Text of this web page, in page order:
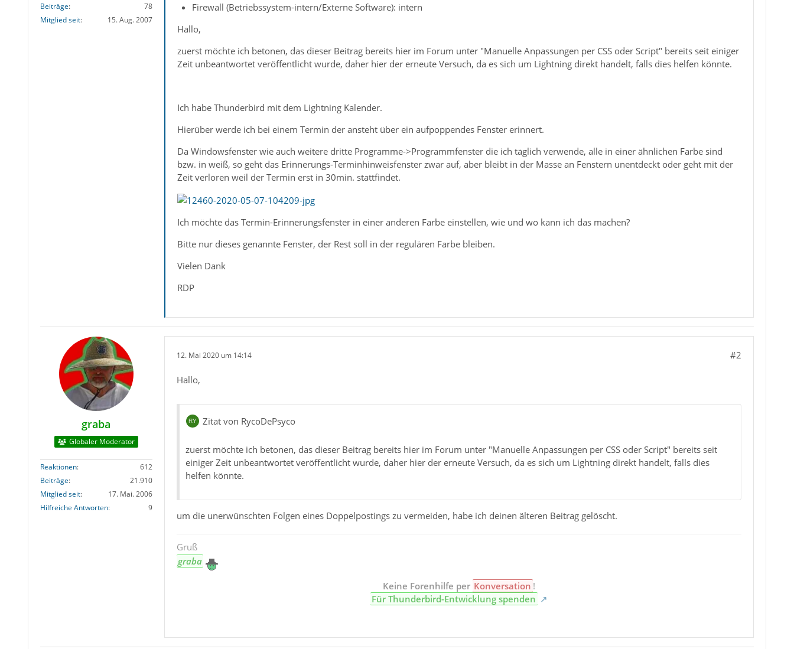
Beiträge
78
Mitglied seit
15. Aug. 2007
Firewall (Betriebssystem-intern/Externe Software): intern
Hallo,
zuerst möchte ich betonen, das dieser Beitrag bereits hier im Forum unter "Manuelle Anpassungen per CSS oder Script" bereits seit einiger
Zeit unbeantwortet veröffentlicht wurde, daher hier der erneute Versuch, da es sich um Lightning direkt handelt, falls dies helfen könnte.
Ich habe Thunderbird mit dem Lightning Kalender.
Hierüber werde ich bei einem Termin der ansteht über ein aufpoppendes Fenster erinnert.
Da Windowsfenster wie auch weitere dritte Programme->Programmfenster die ich täglich verwende, alle in einer ähnlichen Farbe sind
bzw. in weiß, so geht das Erinnerungs-Terminhinweisfenster zwar auf, aber bleibt in der Masse an Fenstern unentdeckt oder geht mit der
Zeit verloren weil der Termin erst in 30min. stattfindet.
Ich möchte das Termin-Erinnerungsfenster in einer anderen Farbe einstellen, wie und wo kann ich das machen?
Bitte nur dieses genannte Fenster, der Rest soll in der regulären Farbe bleiben.
Vielen Dank
RDP
graba
Globaler Moderator
Reaktionen
612
Beiträge
21.910
Mitglied seit
17. Mai. 2006
Hilfreiche Antworten
9
12. Mai 2020 um 14:14 #2
Hallo,
Zitat von RycoDePsyco
zuerst möchte ich betonen, das dieser Beitrag bereits hier im Forum unter "Manuelle Anpassungen per CSS oder Script" bereits seit
einiger Zeit unbeantwortet veröffentlicht wurde, daher hier der erneute Versuch, da es sich um Lightning direkt handelt, falls dies
helfen könnte.
um die unerwünschten Folgen eines Doppelpostings zu vermeiden, habe ich deinen älteren Beitrag gelöscht.
Gruß
graba
Keine Forenhilfe per Konversation !
Für Thunderbird-Entwicklung spenden